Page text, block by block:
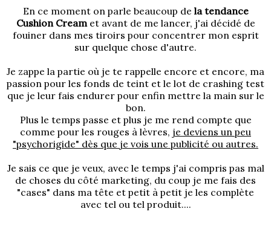
En ce moment on parle beaucoup de la tendance
Cushion Creamet avant de me lancer, j'ai décidé de
fouiner dans mes tiroirs pour concentrer mon esprit
sur quelque chose d'autre.
Je zappe la partie où je te rappelle encore et encore, ma
passion pour les fonds de teint et le lot de crashing test
que je leur fais endurer pour enfin mettre la main sur le
bon.
Plus le temps passe et plus je me rend compte que
comme pour les rouges à lèvres, je deviens un peu
"psychorigide" dès que je vois une publicité ou autres.
Je sais ce que je veux, avec le temps j'ai compris pas mal
de choses du côté marketing, du coup je me fais des
"cases" dans ma tête et petit à petit je les complète
avec tel ou tel produit....